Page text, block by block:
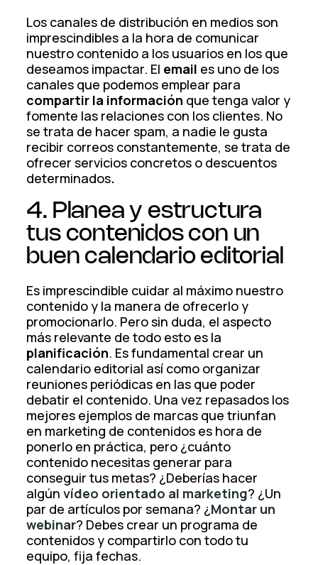
Los canales de distribución en medios son
imprescindibles a la hora de comunicar
nuestro contenido a los usuarios en los que
deseamos impactar. El email es uno de los
canales que podemos emplear para
compartir la información que tenga valor y
fomente las relaciones con los clientes. No
se trata de hacer spam, a nadie le gusta
recibir correos constantemente, se trata de
ofrecer servicios concretos o descuentos
determinados.
4. Planea y estructura
tus contenidos con un
buen calendario editorial
Es imprescindible cuidar al máximo nuestro
contenido y la manera de ofrecerlo y
promocionarlo. Pero sin duda, el aspecto
más relevante de todo esto es la
planificación. Es fundamental crear un
calendario editorial así como organizar
reuniones periódicas en las que poder
debatir el contenido. Una vez repasados los
mejores ejemplos de marcas que triunfan
en marketing de contenidos es hora de
ponerlo en práctica, pero ¿cuánto
contenido necesitas generar para
conseguir tus metas? ¿Deberías hacer
algúnvídeo orientado al marketing? ¿Un
par de artículos por semana? ¿Montar un
webinar? Debes crear un programa de
contenidos y compartirlo con todo tu
equipo, fija fechas.